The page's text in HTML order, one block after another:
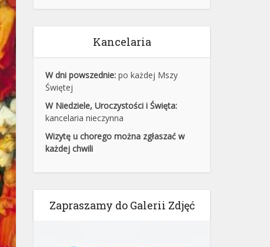
Kancelaria
W dni powszednie: po każdej Mszy
Świętej
W Niedziele, Uroczystości i Święta:
kancelaria nieczynna
Wizytę u chorego można zgłaszać w
każdej chwili
Zapraszamy do Galerii Zdjęć